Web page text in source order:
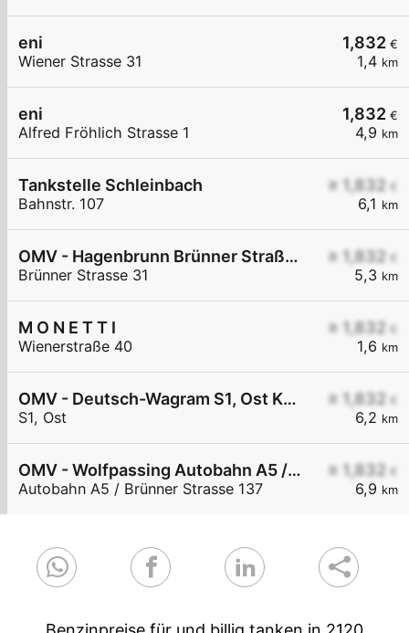
1,832 €
1,4 km
eni
Wiener Strasse 31
1,832 €
4,9 km
eni
Alfred Fröhlich Strasse 1
≥ 1,832 €
6,1 km
Tankstelle Schleinbach
Bahnstr. 107
≥ 1,832 €
5,3 km
OMV - Hagenbrunn Brünner Straße 31
Brünner Strasse 31
≥ 1,832 €
1,6 km
M O N E T T I
Wienerstraße 40
≥ 1,832 €
6,2 km
OMV - Deutsch-Wagram S1, Ost KM 38,5
S1, Ost
≥ 1,832 €
6,9 km
OMV - Wolfpassing Autobahn A5 / Brünner Straße KM 11
Autobahn A5 / Brünner Strasse 137